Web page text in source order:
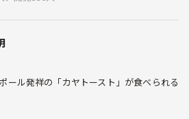
ール発祥の「カヤトースト」が食べられる